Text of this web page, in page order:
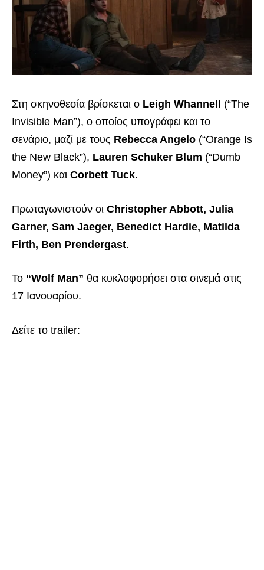
Στη σκηνοθεσία βρίσκεται ο Leigh Whannell (“The
Invisible Man”), ο οποίος υπογράφει και το
σενάριο, μαζί με τους Rebecca Angelo (“Orange Is
the New Black”), Lauren Schuker Blum (“Dumb
Money”) και Corbett Tuck.
Πρωταγωνιστούν οι Christopher Abbott, Julia
Garner, Sam Jaeger, Benedict Hardie, Matilda
Firth, Ben Prendergast.
Το “Wolf Man” θα κυκλοφορήσει στα σινεμά στις
17 Ιανουαρίου.
Δείτε το trailer: